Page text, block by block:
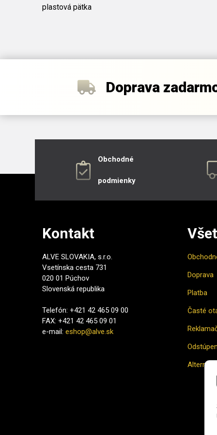
plastová pätka
Doprava
Obchodné
podmienky
Kontakt
ALVE SLOVAKIA, s.r.o.
Vsetínska cesta 731
020 01 Púchov
Slovenská republika
Telefón: +421 42 465 09 00
FAX: +421 42 465 09 01
e-mail: eshop@alve.sk
Doprava
Platba
Časté